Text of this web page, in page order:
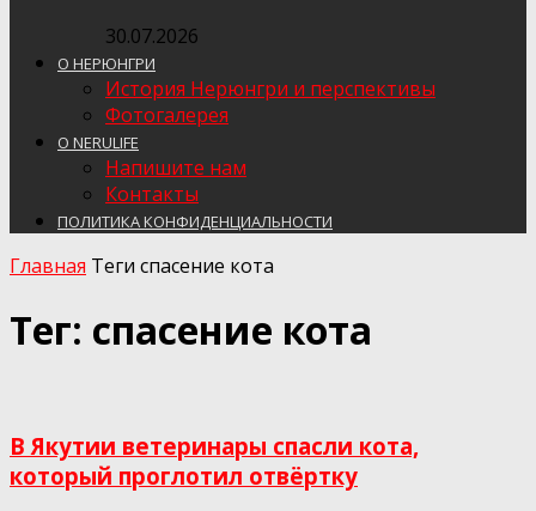
30.07.2026
О НЕРЮНГРИ
История Нерюнгри и перспективы
Фотогалерея
О NERULIFE
Напишите нам
Контакты
ПОЛИТИКА КОНФИДЕНЦИАЛЬНОСТИ
Главная Теги спасение кота
Тег: спасение кота
В Якутии ветеринары спасли кота,
который проглотил отвёртку